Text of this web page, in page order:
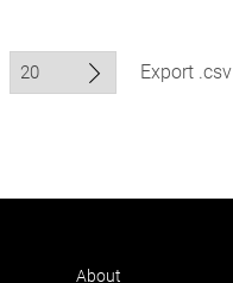
Export .csv
About